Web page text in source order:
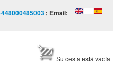
; Email:
Su cesta está vacía